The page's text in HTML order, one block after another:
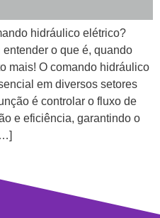
hidráulico elétrico?
o que é, quando
mais! O comando hidráulico
em diversos setores
é controlar o fluxo de
e eficiência, garantindo o